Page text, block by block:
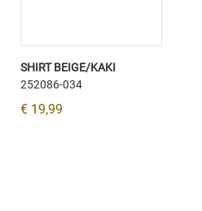
SHIRT BEIGE/KAKI
252086-034
€ 19,99